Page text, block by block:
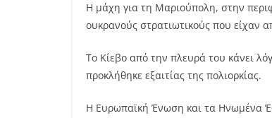
Η μάχη για τη Μαριούπολη, στην
ουκρανούς στρατιωτικούς που είχαν
Το Κίεβο από την πλευρά του κάνει
προκλήθηκε εξαιτίας της πολιορκίας.
Η Ευρωπαϊκή Ένωση και τα Ηνωμένα